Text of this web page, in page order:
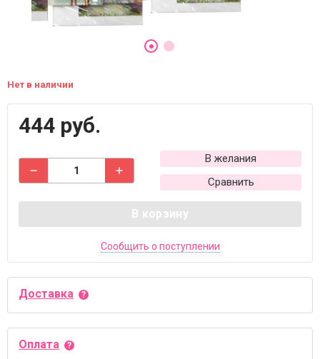
Нет в наличии
444 руб.
В желания
Сравнить
В корзину
Сообщить о поступлении
Доставка
Оплата